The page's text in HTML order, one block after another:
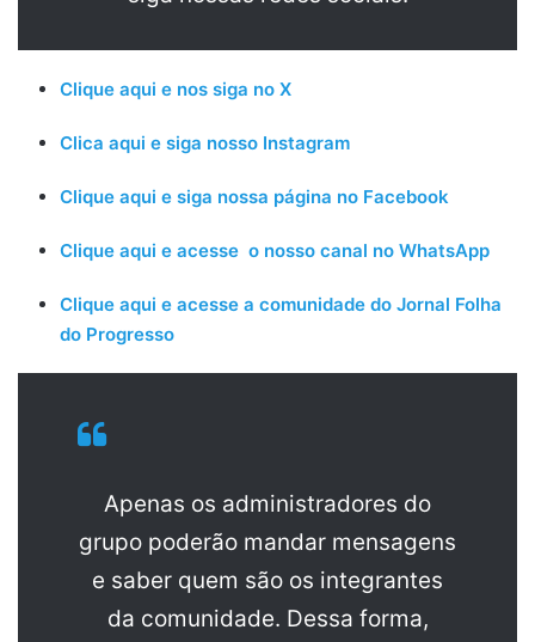
Clique aqui e nos siga no X
Clica aqui e siga nosso Instagram
Clique aqui e siga nossa página no Facebook
Clique aqui e acesse o nosso canal no WhatsApp
Clique aqui e acesse a comunidade do Jornal Folha
do Progresso
Apenas os administradores do
grupo poderão mandar mensagens
e saber quem são os integrantes
da comunidade. Dessa forma,